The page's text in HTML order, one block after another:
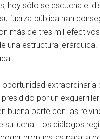
hoy sólo se escucha el
fuerza pública han
más de tres mil
una estructura
oportunidad
por un
buena parte con las
su lucha. Los diálogos